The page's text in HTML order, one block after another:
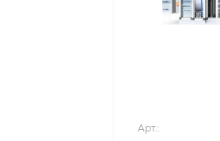
Арт.: